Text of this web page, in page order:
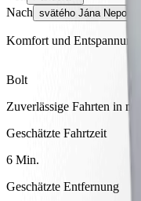
Nach svätého Jána
Komfort und
Bolt
Zuverlässige Fahrten in
Geschätzte Fahrtzeit
6 Min.
Geschätzte Entfernung